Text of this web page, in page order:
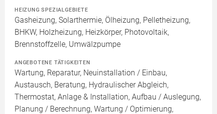
HEIZUNG SPEZIALGEBIETE
Gasheizung, Solarthermie, Ölheizung, Pelletheizung,
BHKW, Holzheizung, Heizkörper, Photovoltaik,
Brennstoffzelle, Umwälzpumpe
ANGEBOTENE TÄTIGKEITEN
Wartung, Reparatur, Neuinstallation / Einbau,
Austausch, Beratung, Hydraulischer Abgleich,
Thermostat, Anlage & Installation, Aufbau / Auslegung,
Planung / Berechnung, Wartung / Optimierung,